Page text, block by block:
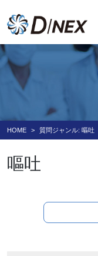
HOME 質問ジャンル: 嘔吐
嘔吐